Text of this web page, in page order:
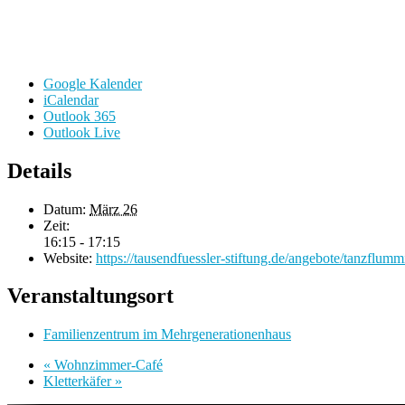
Google Kalender
iCalendar
Outlook 365
Outlook Live
Details
Datum: März 26
Zeit:
16:15 - 17:15
Website: https://tausendfuessler-stiftung.de/angebote/
Veranstaltungsort
Familienzentrum im Mehrgenerationenhaus
« Wohnzimmer-Café
Kletterkäfer »